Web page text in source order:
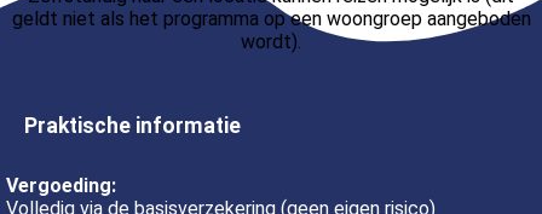
geldt niet als het programma op een woongroep aangeboden
wordt).
Praktische informatie
Vergoeding:
Volledig via de basisverzekering (geen eigen risico)